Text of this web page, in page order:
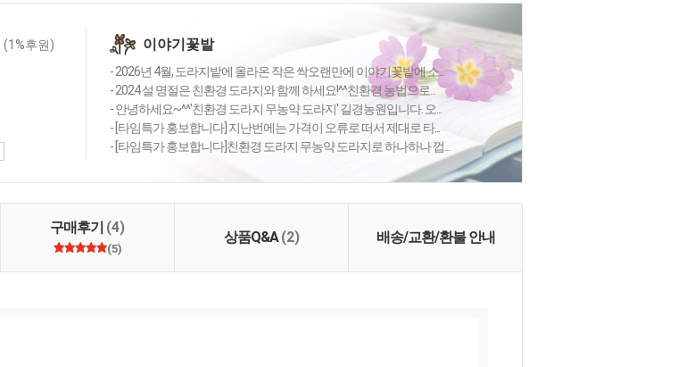
(1%후원)
이야기꽃밭
- 2026년 4월, 도라지밭에 올라온 작은 싹오랜만에 이야기꽃밭에 소...
- 2024 설 명절은 친환경 도라지와 함께 하세요!^^친환경 농법으로...
- 안녕하세요~^^'친환경 도라지 무농약 도라지' 길경농원입니다. 오...
- [타임특가 홍보합니다] 지난번에는 가격이 오류로 떠서 제대로 타...
- [타임특가 홍보합니다]친환경 도라지 무농약 도라지로 하나하나 껍...
구매후기 (4)
(5)
상품Q&A(2) 배송/교환/환불 안내